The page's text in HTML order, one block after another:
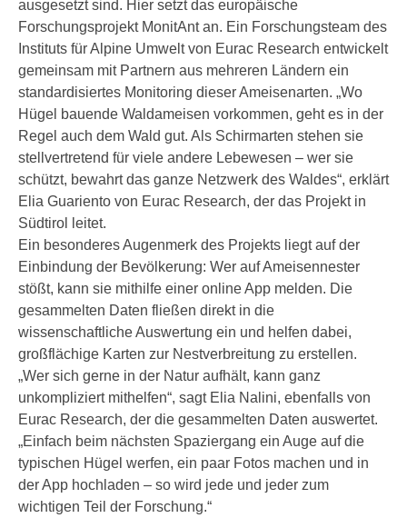
ausgesetzt sind. Hier setzt das europäische
Forschungsprojekt MonitAnt an. Ein Forschungsteam des
Instituts für Alpine Umwelt von Eurac Research entwickelt
gemeinsam mit Partnern aus mehreren Ländern ein
standardisiertes Monitoring dieser Ameisenarten. „Wo
Hügel bauende Waldameisen vorkommen, geht es in der
Regel auch dem Wald gut. Als Schirmarten stehen sie
stellvertretend für viele andere Lebewesen – wer sie
schützt, bewahrt das ganze Netzwerk des Waldes“, erklärt
Elia Guariento von Eurac Research, der das Projekt in
Südtirol leitet.
Ein besonderes Augenmerk des Projekts liegt auf der
Einbindung der Bevölkerung: Wer auf Ameisennester
stößt, kann sie mithilfe einer online App melden. Die
gesammelten Daten fließen direkt in die
wissenschaftliche Auswertung ein und helfen dabei,
großflächige Karten zur Nestverbreitung zu erstellen.
„Wer sich gerne in der Natur aufhält, kann ganz
unkompliziert mithelfen“, sagt Elia Nalini, ebenfalls von
Eurac Research, der die gesammelten Daten auswertet.
„Einfach beim nächsten Spaziergang ein Auge auf die
typischen Hügel werfen, ein paar Fotos machen und in
der App hochladen – so wird jede und jeder zum
wichtigen Teil der Forschung.“